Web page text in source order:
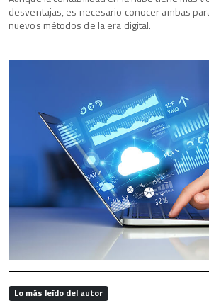
desventajas, es necesario conocer ambas
nuevos métodos de la era digital.
Lo más leído del autor